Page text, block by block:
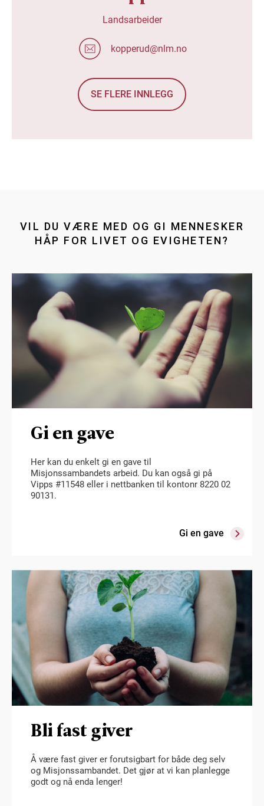
Landsarbeider
kopperud@nlm.no
SE FLERE INNLEGG
VIL DU VÆRE MED OG GI MENNESKER
HÅP FOR LIVET OG EVIGHETEN?
Gi en gave
Her kan du enkelt gi en gave til
Misjonssambandets arbeid. Du kan også gi på
Vipps #11548 eller i nettbanken til kontonr 8220 02
90131.
Gi en gave
Bli fast giver
Å være fast giver er forutsigbart for både deg selv
og Misjonssambandet. Det gjør at vi kan planlegge
godt og nå enda lenger!